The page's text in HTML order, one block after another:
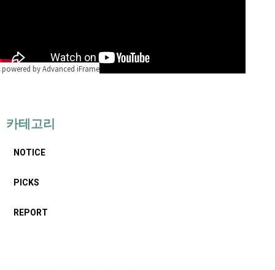
powered by Advanced iFrame
카테고리
NOTICE
PICKS
REPORT